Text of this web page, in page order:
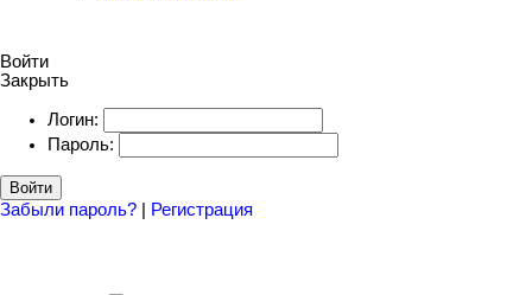
Войти
Закрыть
Логин:
Пароль:
Войти
Забыли пароль? | Регистрация